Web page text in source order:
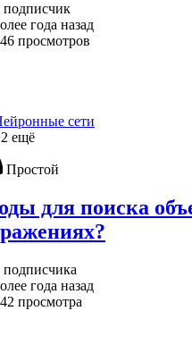
подписчик
года назад
просмотров
сети
ещё
Простой
для поиска
подписчика
года назад
просмотра